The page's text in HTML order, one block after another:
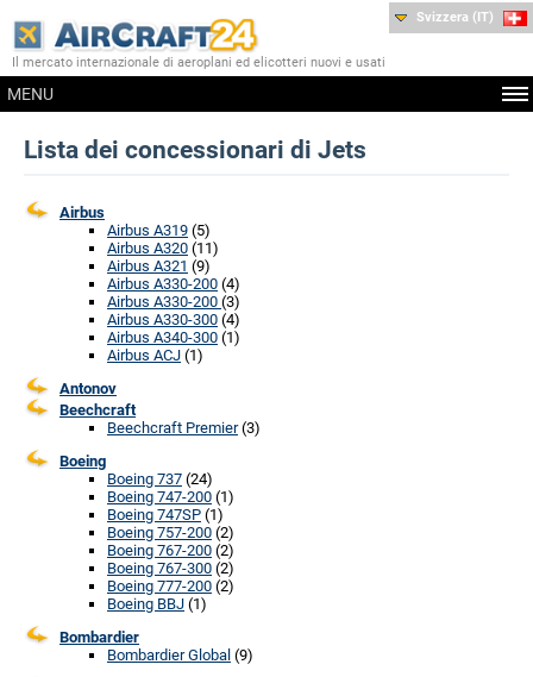
Il mercato internazionale di aeroplani ed elicotteri nuovi e usati
MENU
Svizzera (IT)
Lista dei concessionari di Jets
Airbus
Airbus A319 (5)
Airbus A320 (11)
Airbus A321 (9)
Airbus A330-200 (4)
Airbus A330-200 (3)
Airbus A330-300 (4)
Airbus A340-300 (1)
Airbus ACJ (1)
Antonov
Beechcraft
Beechcraft Premier(3)
Boeing
Boeing 737 (24)
Boeing 747-200 (1)
Boeing 747SP (1)
Boeing 757-200 (2)
Boeing 767-200 (2)
Boeing 767-300 (2)
Boeing 777-200 (2)
Boeing BBJ (1)
Bombardier
Bombardier Global (9)